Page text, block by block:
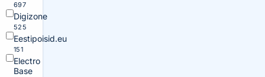
697
Digizone
525
Eestipoisid.eu
151
Electro
Base